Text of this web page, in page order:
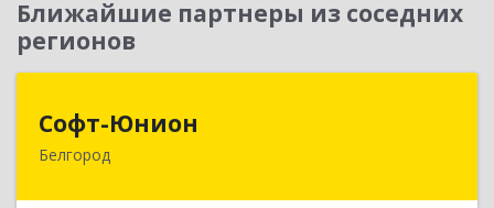
Ближайшие партнеры из соседних
регионов
Софт-Юнион
Белгород
308014, Белгородская обл, Белгород г, Садовая